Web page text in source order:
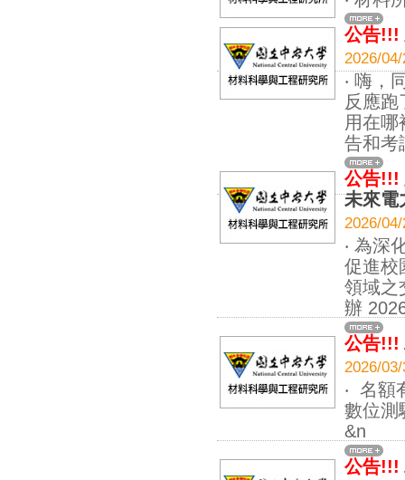
公告!!!
2026/
‧ 嗨，
反應
用在哪
告和考
公告!!!
未來電
2026/
‧ 為深
促進校
領域之
辦
公告!!!
2026/
‧ 名額
數位測
&n
公告!!!